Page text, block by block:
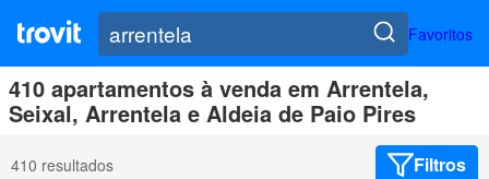
Favoritos
410 apartamentos à venda em Arrentela,
Seixal, Arrentela e Aldeia de Paio Pires
410 resultados Filtros